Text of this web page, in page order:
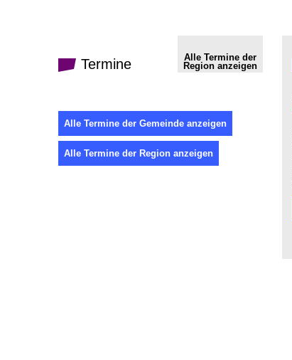
Termine
Alle Termine der
Region anzeigen
Alle Termine der Gemeinde anzeigen
Alle Termine der Region anzeigen